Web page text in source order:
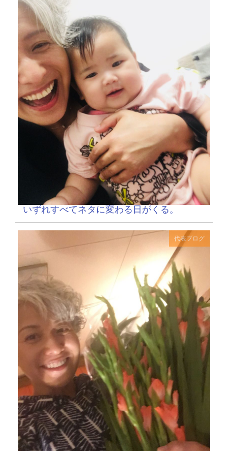
いずれすべてネタに変わる日がくる。
代表ブログ